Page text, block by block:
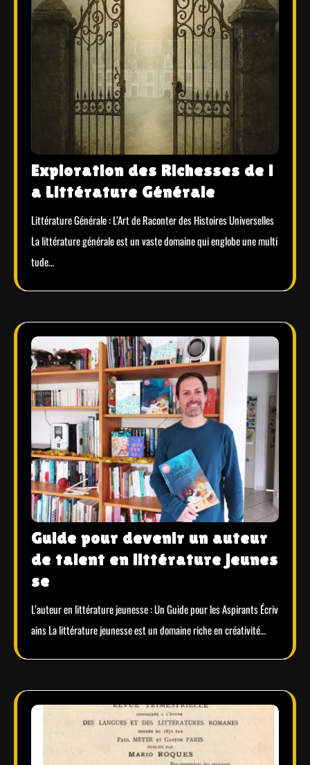
Exploration des Richesses de l
a Littérature Générale
Littérature Générale : L’Art de Raconter des Histoires Universelles
La littérature générale est un vaste domaine qui englobe une multi
tude…
Guide pour devenir un auteur
de talent en littérature jeunes
se
L’auteur en littérature jeunesse : Un Guide pour les Aspirants Écriv
ains La littérature jeunesse est un domaine riche en créativité…